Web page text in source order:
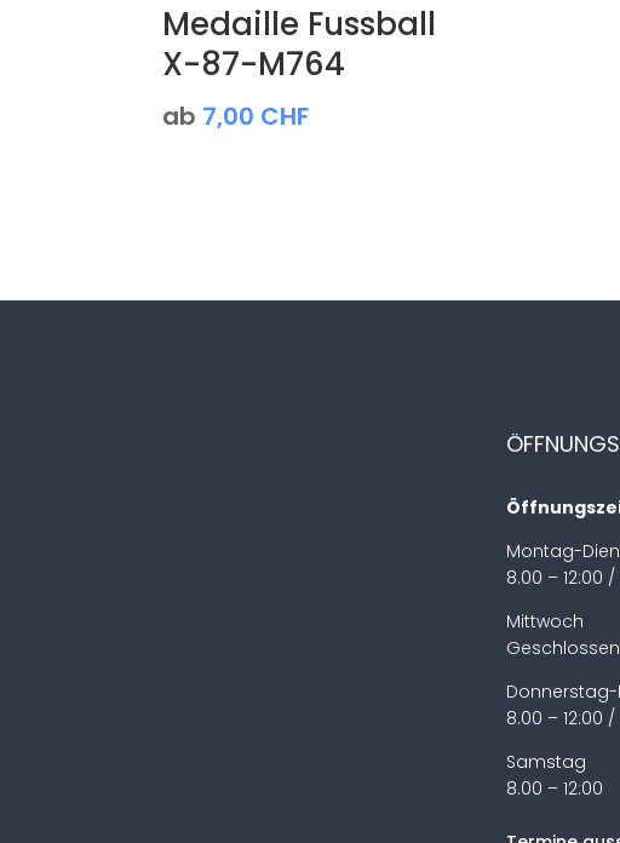
Medaille Fussball
X-87-M764
ab 7,00 CHF
Montag-
8.00 – 12:00 /
Mittwoch
Geschlossen
8.00 – 12:00 /
Samstag
8.00 – 12:00